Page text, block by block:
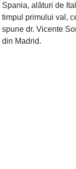
Spania, alături de
timpul primului val,
spune dr. Vicente
din Madrid.